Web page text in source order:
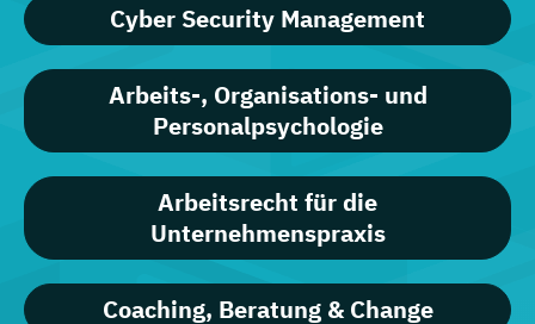
Cyber Security Management
Arbeits-, Organisations- und
Personalpsychologie
Arbeitsrecht für die
Unternehmenspraxis
Coaching, Beratung & Change